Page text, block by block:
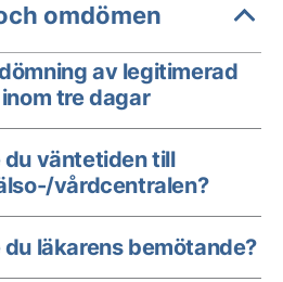
omdömen
av legitimerad
tre dagar
väntetiden till
vårdcentralen?
läkarens bemötande?